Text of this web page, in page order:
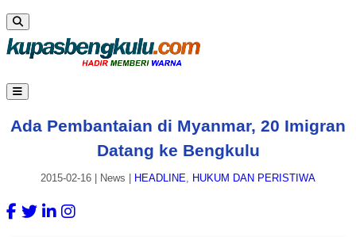
Ada Pembantaian di Myanmar, 20 Imigran
Datang ke Bengkulu
2015-02-16 News HEADLINE, HUKUM DAN PERISTIWA